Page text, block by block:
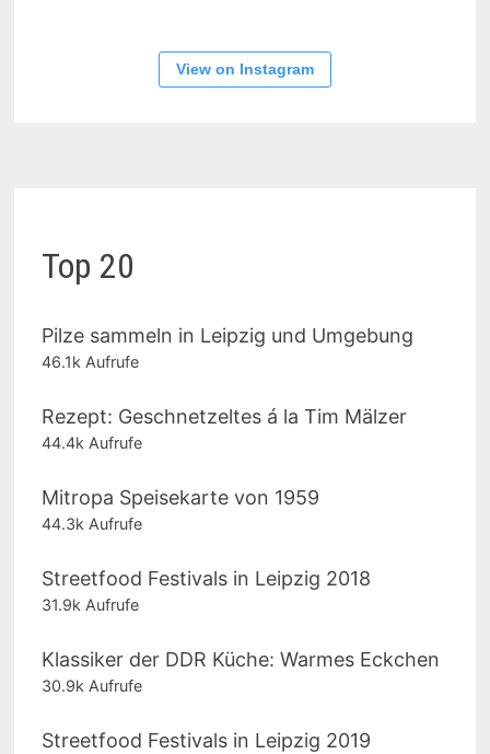
View on Instagram
Top 20
Pilze sammeln in Leipzig und Umgebung
46.1k Aufrufe
Rezept: Geschnetzeltes á la Tim Mälzer
44.4k Aufrufe
Mitropa Speisekarte von 1959
44.3k Aufrufe
Streetfood Festivals in Leipzig 2018
31.9k Aufrufe
Klassiker der DDR Küche: Warmes Eckchen
30.9k Aufrufe
Streetfood Festivals in Leipzig 2019